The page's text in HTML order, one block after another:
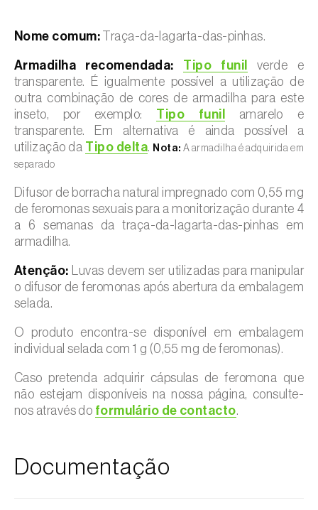
Nome comum:Traça-da-lagarta-das-pinhas.
Armadilha recomendada: Tipo funil
verde e
transparente. É igualmente possível a utilização de
outra combinação de cores de armadilha para este
inseto, por exemplo: Tipo funil
amarelo e
transparente. Em alternativa é ainda possível a
utilização da Tipo delta. Nota: A armadilha é adquirida em
separado
Difusor de borracha natural impregnado com 0,55 mg
de feromonas sexuais para a monitorização durante 4
a 6 semanas da traça-da-lagarta-das-pinhas em
armadilha.
Atenção: Luvas devem ser utilizadas para manipular
o difusor de feromonas após abertura da embalagem
selada.
O produto encontra-se disponível em embalagem
individual selada com 1 g (0,55 mg de feromonas).
Caso pretenda adquirir cápsulas de feromona que
não estejam disponíveis na nossa página, consulte-
nos através do formulário de contacto.
Documentação